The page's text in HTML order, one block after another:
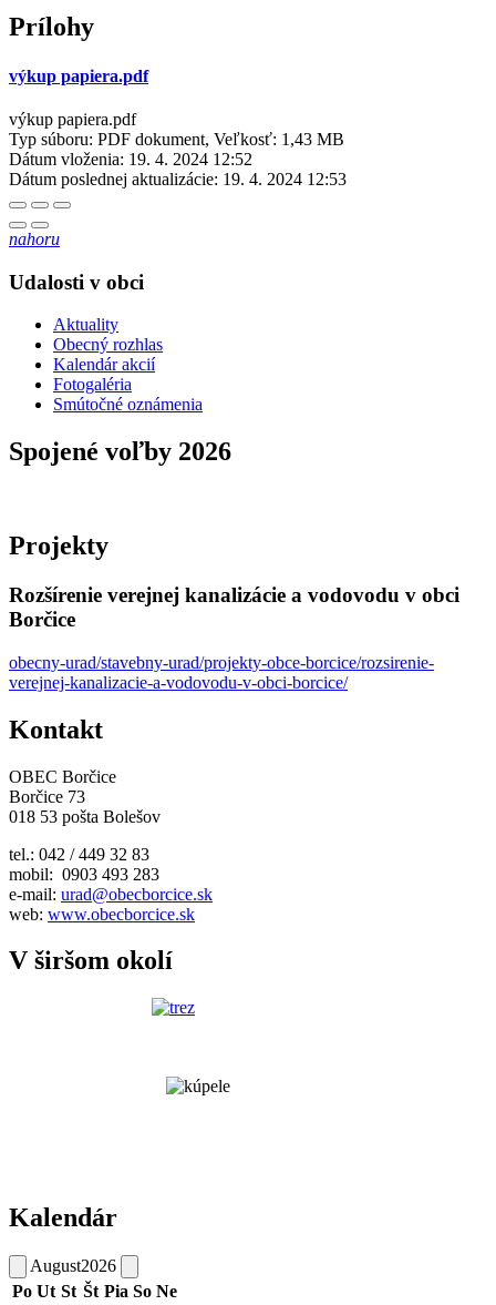
Prílohy
výkup papiera.pdf
výkup papiera.pdf
Typ súboru: PDF dokument, Veľkosť: 1,43 MB
Dátum vloženia: 19. 4. 2024 12:52
Dátum poslednej aktualizácie: 19. 4. 2024 12:53
nahoru
Udalosti v obci
Aktuality
Obecný rozhlas
Kalendár akcií
Fotogaléria
Smútočné oznámenia
Spojené voľby 2026
Projekty
Rozšírenie verejnej kanalizácie a vodovodu v obci
Borčice
obecny-urad/stavebny-urad/projekty-obce-borcice/rozsirenie-
verejnej-kanalizacie-a-vodovodu-v-obci-borcice/
Kontakt
OBEC Borčice
Borčice 73
018 53 pošta Bolešov
tel.: 042 / 449 32 83
mobil: 0903 493 283
e-mail: urad@obecborcice.sk
web: www.obecborcice.sk
V širšom okolí
Kalendár
August2026
Po Ut St Št Pia So Ne